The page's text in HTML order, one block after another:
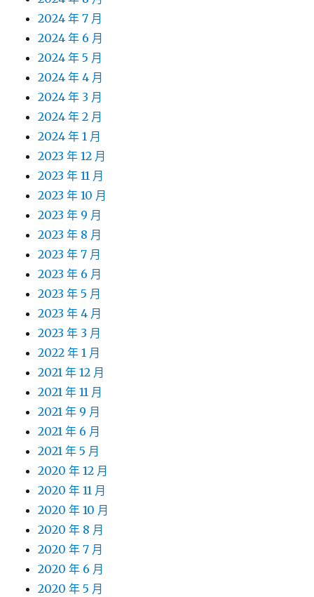
2024 年 7 月
2024 年 6 月
2024 年 5 月
2024 年 4 月
2024 年 3 月
2024 年 2 月
2024 年 1 月
2023 年 12 月
2023 年 11 月
2023 年 10 月
2023 年 9 月
2023 年 8 月
2023 年 7 月
2023 年 6 月
2023 年 5 月
2023 年 4 月
2023 年 3 月
2022 年 1 月
2021 年 12 月
2021 年 11 月
2021 年 9 月
2021 年 6 月
2021 年 5 月
2020 年 12 月
2020 年 11 月
2020 年 10 月
2020 年 8 月
2020 年 7 月
2020 年 6 月
2020 年 5 月